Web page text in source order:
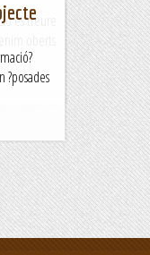
és treure
oberts
?posades